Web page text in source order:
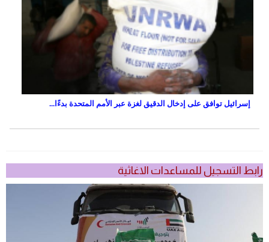
إسرائيل توافق على إدخال الدقيق لغزة عبر الأمم المتحدة بدءًا...
رابط التسجيل للمساعدات الاغاثية